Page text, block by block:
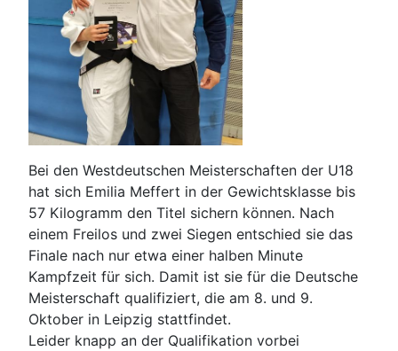
Bei den Westdeutschen Meisterschaften der U18
hat sich Emilia Meffert in der Gewichtsklasse bis
57 Kilogramm den Titel sichern können. Nach
einem Freilos und zwei Siegen entschied sie das
Finale nach nur etwa einer halben Minute
Kampfzeit für sich. Damit ist sie für die Deutsche
Meisterschaft qualifiziert, die am 8. und 9.
Oktober in Leipzig stattfindet.
Leider knapp an der Qualifikation vorbei